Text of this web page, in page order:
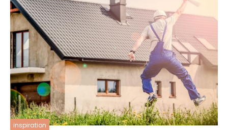
inspiration